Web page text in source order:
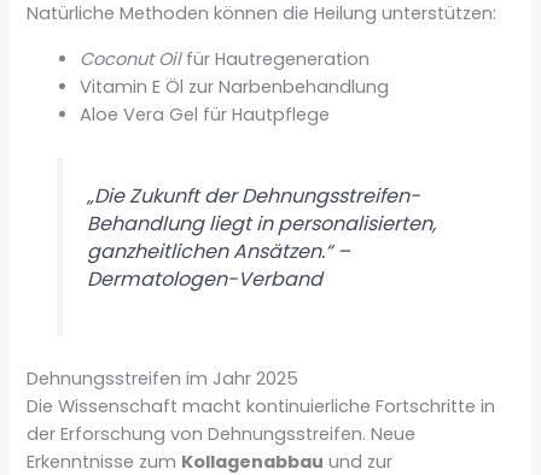
Natürliche Methoden können die Heilung unterstützen:
Coconut Oilfür Hautregeneration
Vitamin E Öl zur Narbenbehandlung
Aloe Vera Gel für Hautpflege
„Die Zukunft der Dehnungsstreifen-
Behandlung liegt in personalisierten,
ganzheitlichen Ansätzen.“ –
Dermatologen-Verband
Dehnungsstreifen im Jahr 2025
Die Wissenschaft macht kontinuierliche Fortschritte in
der Erforschung von Dehnungsstreifen. Neue
Erkenntnisse zum Kollagenabbau und zur